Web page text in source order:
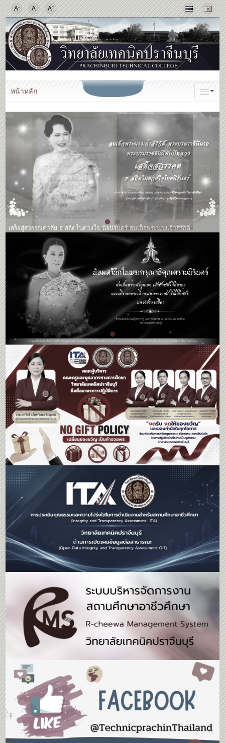
A- A A+
หน้าหลัก
พระบรมราโชวาท เนื่องในวันข้าราชการพลเรือน ประจําปี พ.ศ. 2568
สมเด็จพระเจ้าลูกเธอ เจ้าฟ้าพัชรกิติยาภาฯ สิ้นพระชนม์